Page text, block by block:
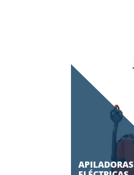
APILADORAS